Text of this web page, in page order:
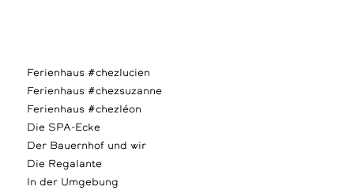
Ferienhaus #chezlucien
Ferienhaus #chezsuzanne
Ferienhaus #chezléon
Die SPA-Ecke
Der Bauernhof und wir
Die Regalante
In der Umgebung